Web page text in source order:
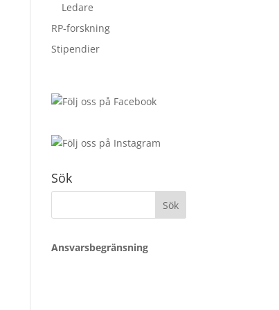
Ledare
RP-forskning
Stipendier
Sök
Sök
Ansvarsbegränsning